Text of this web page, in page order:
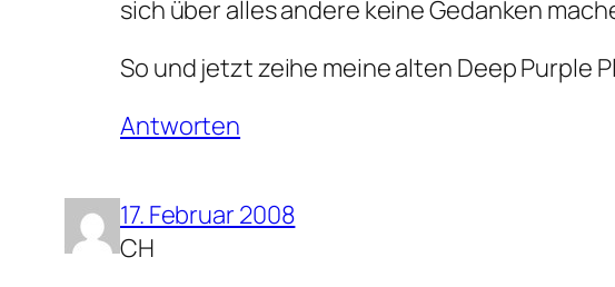
sich über alles andere keine Gedanken
So und jetzt zeihe meine alten Deep Purple
Antworten
17. Februar 2008
CH